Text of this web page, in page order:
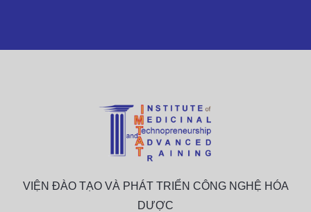
VIỆN ĐÀO TẠO VÀ PHÁT TRIỂN CÔNG NGHỆ HÓA
DƯỢC